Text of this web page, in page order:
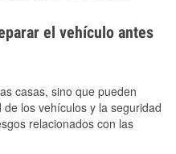
el vehículo antes
casas, sino que pueden
los vehículos y la seguridad
relacionados con las